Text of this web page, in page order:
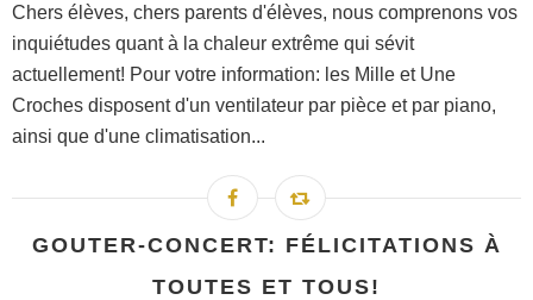
Chers élèves, chers parents d'élèves, nous comprenons vos
inquiétudes quant à la chaleur extrême qui sévit
actuellement! Pour votre information: les Mille et Une
Croches disposent d'un ventilateur par pièce et par piano,
ainsi que d'une climatisation...
GOUTER-CONCERT: FÉLICITATIONS À
TOUTES ET TOUS!